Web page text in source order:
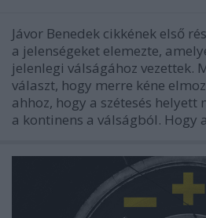
Jávor Benedek cikkének első
a jelenségeket elemezte,
jelenlegi válságához vezettek.
választ, hogy merre kéne
ahhoz, hogy a szétesés
a kontinens a válságból. Hogy